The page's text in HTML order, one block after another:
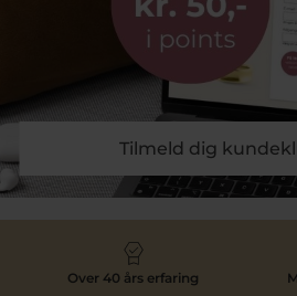
Tilmeld dig
Over 40 års erfaring